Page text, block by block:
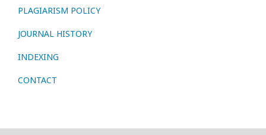
PLAGIARISM POLICY
JOURNAL HISTORY
INDEXING
CONTACT